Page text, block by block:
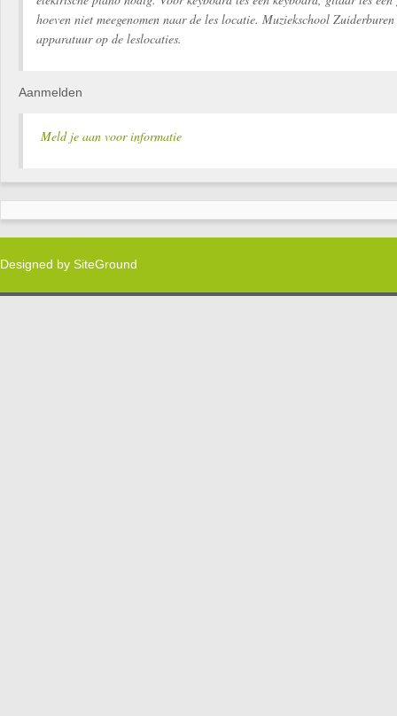
hoeven niet meegenomen naar de les locatie. Muziekschool
apparatuur op de leslocaties.
Aanmelden
Meld je aan voor informatie
Designed by SiteGround